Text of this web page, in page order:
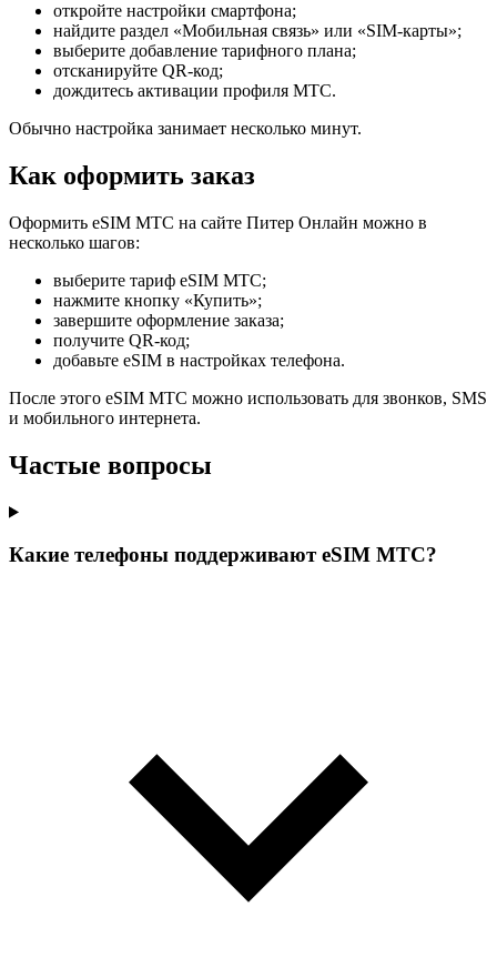
откройте настройки смартфона;
найдите раздел «Мобильная связь» или «SIM-карты»;
выберите добавление тарифного плана;
отсканируйте QR-код;
дождитесь активации профиля МТС.
Обычно настройка занимает несколько минут.
Как оформить заказ
Оформить eSIM МТС на сайте Питер Онлайн можно в
несколько шагов:
выберите тариф eSIM МТС;
нажмите кнопку «Купить»;
завершите оформление заказа;
получите QR-код;
добавьте eSIM в настройках телефона.
После этого eSIM МТС можно использовать для звонков, SMS
и мобильного интернета.
Частые вопросы
Какие телефоны поддерживают eSIM МТС?